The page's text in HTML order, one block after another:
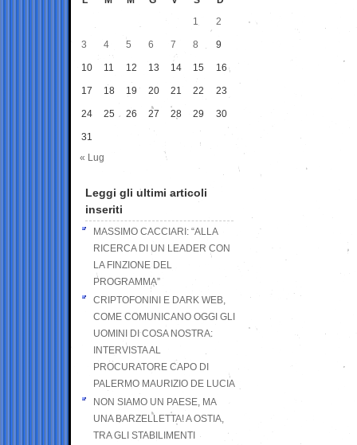
1
2
3 4 5 6 7 8 9
10 11 12 13 14 15 16
17 18 19 20 21 22 23
24 25 26 27 28 29 30
31
« Lug
Leggi gli ultimi articoli
inseriti
MASSIMO CACCIARI: “ALLA
RICERCA DI UN LEADER CON
LA FINZIONE DEL
PROGRAMMA”
CRIPTOFONINI E DARK WEB,
COME COMUNICANO OGGI GLI
UOMINI DI COSA NOSTRA:
INTERVISTA AL
PROCURATORE CAPO DI
PALERMO MAURIZIO DE LUCIA
NON SIAMO UN PAESE, MA
UNA BARZELLETTA! A OSTIA,
TRA GLI STABILIMENTI